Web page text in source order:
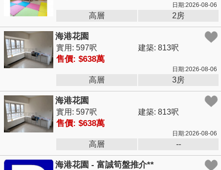
日期:2026-08-06
高層 2房
海港花園
實用: 597呎 建築: 813呎
售價: $638萬
日期:2026-08-06
高層 3房
海港花園
實用: 597呎 建築: 813呎
售價: $638萬
日期:2026-08-06
高層 --
海港花園 - 富誠筍盤推介**